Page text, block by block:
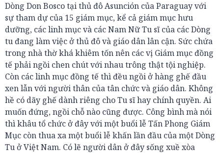
Dòng Don Bosco tại thủ đô Asunción của Paraguay với
sự tham dự của 15 giám mục, kể cả giám mục hưu
dưỡng, các linh mục và các Nam Nữ Tu sĩ của các Dòng
tu đang làm việc ở thủ đô và giáo dân lân cận. Sức chứa
trong nhà thờ khá khiêm tốn nên các vị Giám mục đồng
tế phải ngồi chen chút với nhau trông thật tội nghiệp.
Còn các linh mục đồng tế thì đều ngồi ở hàng ghế đầu
xen lẫn với người thân của tân chức và giáo dân. Không
hề có dãy ghế dành riêng cho Tu sĩ hay chính quyền. Ai
muốn đứng, ngồi chỗ nào cũng được. Công bình mà nói
thì khâu tổ chức ở đây với một buổi lễ Tấn Phong Giám
Mục còn thua xa một buổi lễ khấn lần đầu của một Dòng
Tu ở Việt Nam. Có lẽ người dân ở đây sống xuề xòa